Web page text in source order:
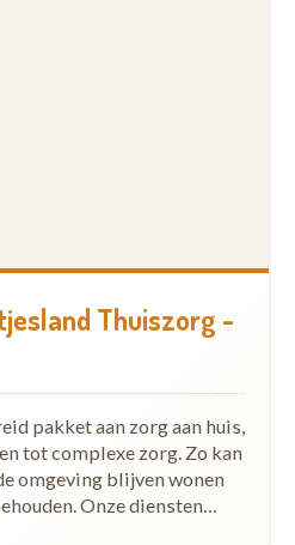
Thuiszorg -
pakket aan zorg aan huis,
tot complexe zorg. Zo kan
omgeving blijven wonen
Onze diensten…